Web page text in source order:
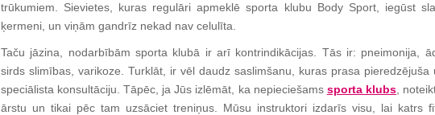
trūkumiem. Sievietes, kuras regulāri apmeklē sporta klubu Body Sport, iegūst
ķermeni, un viņām gandrīz nekad nav celulīta.
Taču jāzina, nodarbībām sporta klubā ir arī kontrindikācijas. Tās ir: pneimonija,
sirds slimības, varikoze. Turklāt, ir vēl daudz saslimšanu, kuras prasa pieredzējuša
speciālista konsultāciju. Tāpēc, ja Jūs izlēmāt, ka nepieciešams sporta klubs,
ārstu un tikai pēc tam uzsāciet treniņus. Mūsu instruktori izdarīs visu, lai katrs